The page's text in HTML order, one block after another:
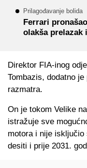
Prilagođavanje bolida
Ferrari
olakša prelazak
Direktor FIA-inog
Tombazis, dodatno
razmatra.
On je tokom Velike
istražuje sve
motora i nije
desiti i prije 2031.